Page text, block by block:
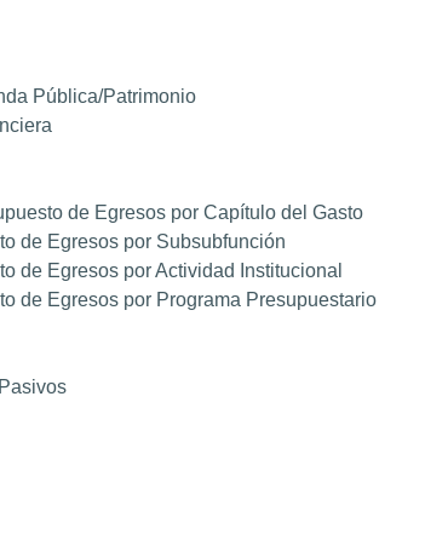
Pública/Patrimonio
de Egresos por Capítulo del Gasto
de Egresos por Subsubfunción
de Egresos por Actividad Institucional
de Egresos por Programa Presupuestario